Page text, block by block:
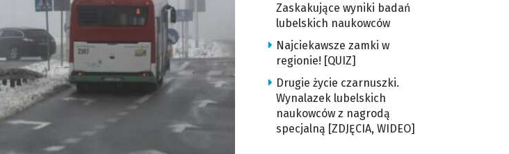
Zaskakujące wyniki badań
lubelskich naukowców
Najciekawsze zamki w
regionie! [QUIZ]
Drugie życie czarnuszki.
Wynalazek lubelskich
naukowców z nagrodą
specjalną [ZDJĘCIA, WIDEO]